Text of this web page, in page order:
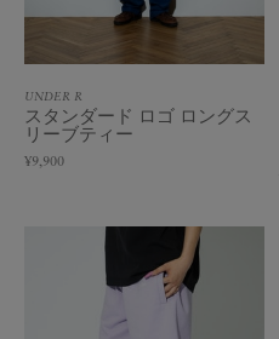
UNDER R
スタンダード ロゴ ロングス
リーブティー
¥9,900